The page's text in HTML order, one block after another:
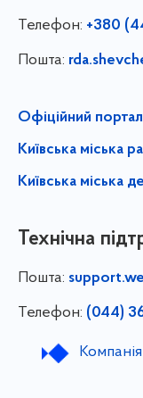
Телефон: +380
Пошта:
Офіційний
Київська міська
Київська міська
Технічна
Пошта:
Телефон: (044)